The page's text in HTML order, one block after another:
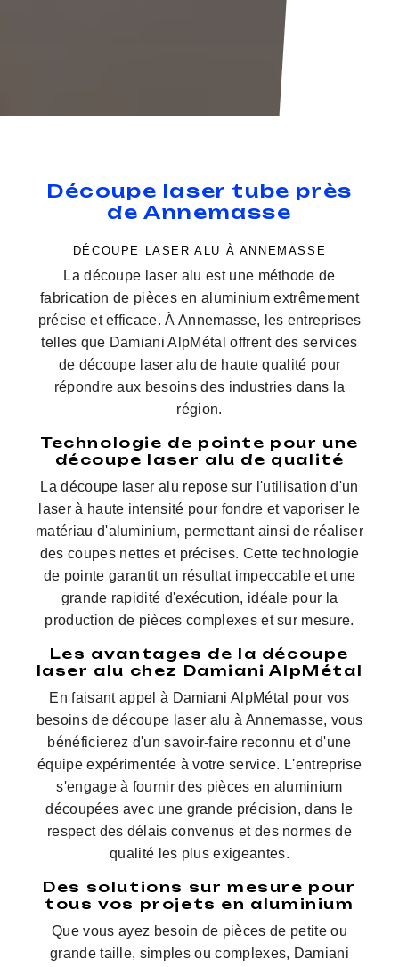
Découpe laser tube près
de Annemasse
DÉCOUPE LASER ALU À ANNEMASSE
La découpe laser alu est une méthode de
fabrication de pièces en aluminium extrêmement
précise et efficace. À Annemasse, les entreprises
telles que Damiani AlpMétal offrent des services
de découpe laser alu de haute qualité pour
répondre aux besoins des industries dans la
région.
Technologie de pointe pour une
découpe laser alu de qualité
La découpe laser alu repose sur l'utilisation d'un
laser à haute intensité pour fondre et vaporiser le
matériau d'aluminium, permettant ainsi de réaliser
des coupes nettes et précises. Cette technologie
de pointe garantit un résultat impeccable et une
grande rapidité d'exécution, idéale pour la
production de pièces complexes et sur mesure.
Les avantages de la découpe
laser alu chez Damiani AlpMétal
En faisant appel à Damiani AlpMétal pour vos
besoins de découpe laser alu à Annemasse, vous
bénéficierez d'un savoir-faire reconnu et d'une
équipe expérimentée à votre service. L'entreprise
s'engage à fournir des pièces en aluminium
découpées avec une grande précision, dans le
respect des délais convenus et des normes de
qualité les plus exigeantes.
Des solutions sur mesure pour
tous vos projets en aluminium
Que vous ayez besoin de pièces de petite ou
grande taille, simples ou complexes, Damiani